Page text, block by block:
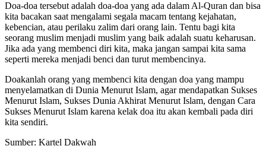
Doa-doa tersebut adalah doa-doa yang ada dalam Al-Quran dan bisa
kita bacakan saat mengalami segala macam tentang kejahatan,
kebencian, atau perilaku zalim dari orang lain. Tentu bagi kita
seorang muslim menjadi muslim yang baik adalah suatu keharusan.
Jika ada yang membenci diri kita, maka jangan sampai kita sama
seperti mereka menjadi benci dan turut membencinya.
Doakanlah orang yang membenci kita dengan doa yang mampu
menyelamatkan di Dunia Menurut Islam, agar mendapatkan Sukses
Menurut Islam, Sukses Dunia Akhirat Menurut Islam, dengan Cara
Sukses Menurut Islam karena kelak doa itu akan kembali pada diri
kita sendiri.
Sumber: Kartel Dakwah